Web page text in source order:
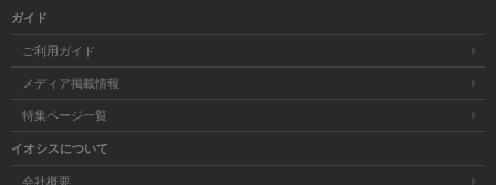
ガイド
ご利用ガイド
メディア掲載情報
特集ページ一覧
イオシスについて
会社概要